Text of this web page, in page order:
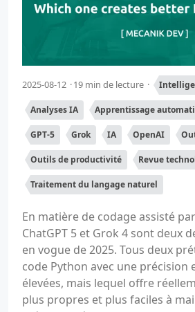
2025-08-12 19 min de lecture
Analyses IA Apprentissage
GPT-5 Grok IA OpenAI
Outils de productivité Revue
Traitement du langage naturel
En matière de codage assisté
ChatGPT 5 et Grok 4 sont deux
en vogue de 2025. Tous deux
code Python avec une précision
élevées, mais lequel offre
plus propres et plus faciles à